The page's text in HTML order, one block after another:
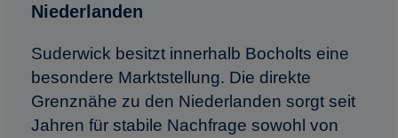
Niederlanden
Suderwick besitzt innerhalb Bocholts eine
besondere Marktstellung. Die direkte
Grenznähe zu den Niederlanden sorgt seit
Jahren für stabile Nachfrage sowohl von